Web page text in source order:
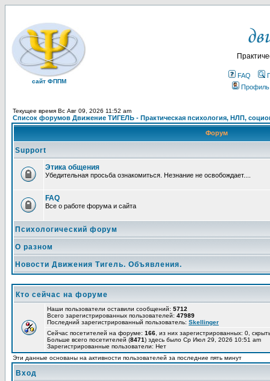
сайт ФППМ
FAQ
Профиль
Текущее время Вс Авг 09, 2026 11:52 am
Список форумов Движение ТИГЕЛЬ - Практическая психология, НЛП,
Форум
Support
Этика общения
Убедительная просьба ознакомиться. Незнание не освобождает....
FAQ
Все о работе форума и сайта
Психологический форум
О разном
Новости Движения Тигель. Объявления.
Кто сейчас на форуме
Наши пользователи оставили сообщений: 5712
Всего зарегистрированных пользователей: 47989
Последний зарегистрированный пользователь: Skellinger
Сейчас посетителей на форуме: 166 , из них зарегистрированных: 0,
Больше всего посетителей (8471) здесь было Ср Июл 29, 2026 10:51 am
Зарегистрированные пользователи: Нет
Эти данные основаны на активности пользователей за последние пять минут
Вход